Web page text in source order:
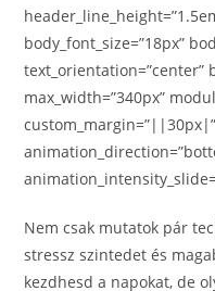
body_font_size=”18px”
text_orientation=”center”
max_width=”340px”
Nem csak mutatok pár
stressz szintedet és
kezdhesd a napokat, de